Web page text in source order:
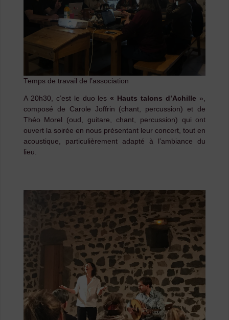
Temps de travail de l’association
A 20h30, c’est le duo les « Hauts talons d’Achille »,
composé de Carole Joffrin (chant, percussion) et de
Théo Morel (oud, guitare, chant, percussion) qui ont
ouvert la soirée en nous présentant leur concert, tout en
acoustique, particulièrement adapté à l’ambiance du
lieu.